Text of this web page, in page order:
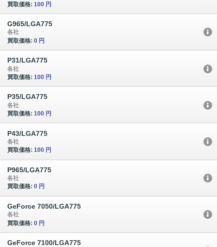
買取価格: 100 円
G965/LGA775
各社
買取価格: 0 円
P31/LGA775
各社
買取価格: 100 円
P35/LGA775
各社
買取価格: 100 円
P43/LGA775
各社
買取価格: 100 円
P965/LGA775
各社
買取価格: 0 円
GeForce 7050/LGA775
各社
買取価格: 0 円
GeForce 7100/LGA775